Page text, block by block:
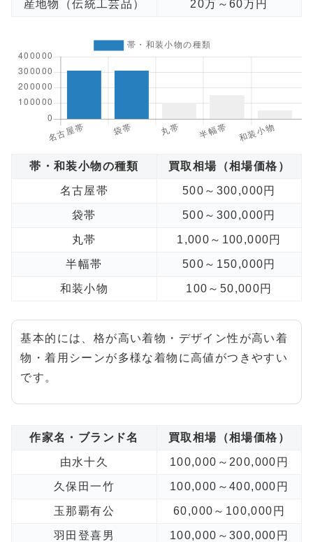
産地物（伝統工芸品） 20万～60万円
帯・和装小物の種類 買取相場（相場価格）
名古屋帯 500～300,000円
袋帯 500～300,000円
丸帯 1,000～100,000円
半幅帯 500～150,000円
和装小物 100～50,000円
基本的には、格が高い着物・デザイン性が高い着
物・着用シーンが多様な着物に高値がつきやすい
です。
作家名・ブランド名 買取相場（相場価格）
由水十久 100,000～200,000円
久保田一竹 100,000～400,000円
玉那覇有公 60,000～100,000円
羽田登喜男 100,000～300,000円